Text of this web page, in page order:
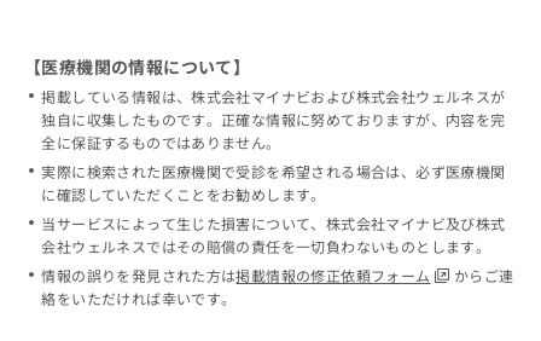
【医療機関の情報について】
掲載している情報は、株式会社マイナビおよび株式会社ウェルネスが
独自に収集したものです。正確な情報に努めておりますが、内容を完
全に保証するものではありません。
実際に検索された医療機関で受診を希望される場合は、必ず医療機関
に確認していただくことをお勧めします。
当サービスによって生じた損害について、株式会社マイナビ及び株式
会社ウェルネスではその賠償の責任を一切負わないものとします。
情報の誤りを発見された方は掲載情報の修正依頼フォーム
からご連
絡をいただければ幸いです。